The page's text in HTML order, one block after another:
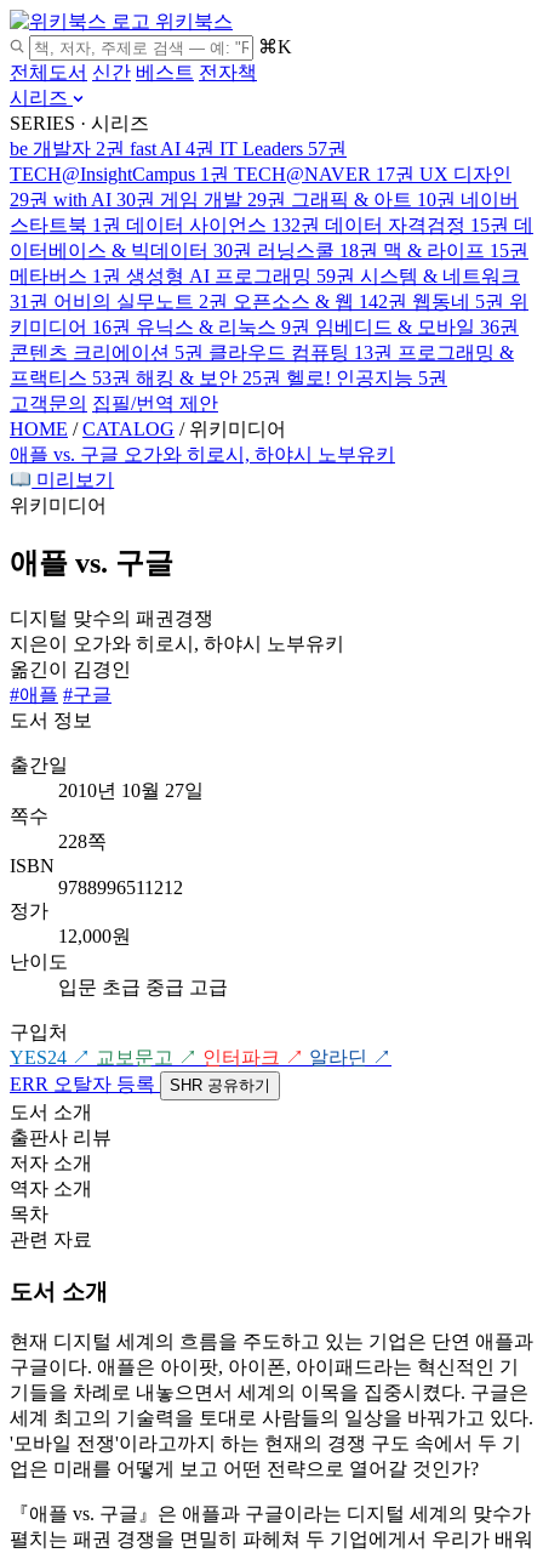
위키북스
⌘K
전체도서 신간 베스트 전자책
시리즈
SERIES · 시리즈
be 개발자 2권 fast AI 4권 IT Leaders 57권
TECH@InsightCampus 1권 TECH@NAVER 17권 UX 디자인
29권 with AI 30권 게임 개발 29권 그래픽 & 아트 10권 네이버
스타트북 1권 데이터 사이언스 132권 데이터 자격검정 15권 데
이터베이스 & 빅데이터 30권 러닝스쿨 18권 맥 & 라이프 15권
메타버스 1권 생성형 AI 프로그래밍 59권 시스템 & 네트워크
31권 어비의 실무노트 2권 오픈소스 & 웹 142권 웹동네 5권 위
키미디어 16권 유닉스 & 리눅스 9권 임베디드 & 모바일 36권
콘텐츠 크리에이션 5권 클라우드 컴퓨팅 13권 프로그래밍 &
프랙티스 53권 해킹 & 보안 25권 헬로! 인공지능 5권
고객문의 집필/번역 제안
HOME / CATALOG / 위키미디어
애플 vs. 구글 오가와 히로시, 하야시 노부유키
미리보기
위키미디어
애플 vs. 구글
디지털 맞수의 패권경쟁
지은이
오가와 히로시, 하야시 노부유키
옮긴이
김경인
#애플 #구글
도서 정보
출간일
2010년 10월 27일
쪽수
228쪽
ISBN
9788996511212
정가
12,000원
난이도
입문 초급 중급 고급
구입처
YES24 ↗ 교보문고 ↗ 인터파크 ↗ 알라딘 ↗
ERR 오탈자 등록 SHR 공유하기
도서 소개
출판사 리뷰
저자 소개
역자 소개
목차
관련 자료
도서 소개
현재 디지털 세계의 흐름을 주도하고 있는 기업은 단연 애플과
구글이다. 애플은 아이팟, 아이폰, 아이패드라는 혁신적인 기
기들을 차례로 내놓으면서 세계의 이목을 집중시켰다. 구글은
세계 최고의 기술력을 토대로 사람들의 일상을 바꿔가고 있다.
'모바일 전쟁'이라고까지 하는 현재의 경쟁 구도 속에서 두 기
업은 미래를 어떻게 보고 어떤 전략으로 열어갈 것인가?
『애플 vs. 구글』은 애플과 구글이라는 디지털 세계의 맞수가
펼치는 패권 경쟁을 면밀히 파헤쳐 두 기업에게서 우리가 배워